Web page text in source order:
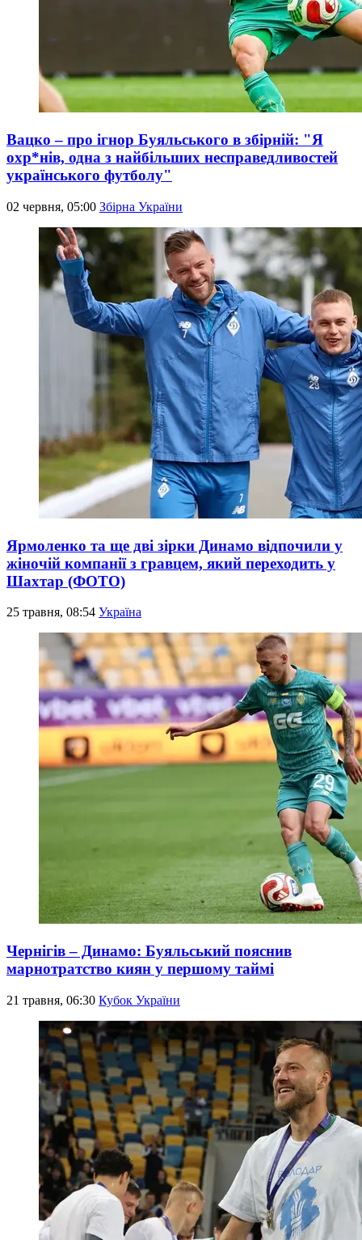
Вацко – про ігнор Буяльського в збірній: "Я
охр*нів, одна з найбільших несправедливостей
українського футболу"
02 червня, 05:00 Збірна України
Ярмоленко та ще дві зірки Динамо відпочили у
жіночій компанії з гравцем, який переходить у
Шахтар (ФОТО)
25 травня, 08:54 Україна
Чернігів – Динамо: Буяльський пояснив
марнотратство киян у першому таймі
21 травня, 06:30 Кубок України